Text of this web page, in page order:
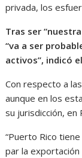
privada, los
Tras ser
“va a ser
activos”, indicó
Con respecto a
aunque en los
su jurisdicción, en
“Puerto Rico
par la